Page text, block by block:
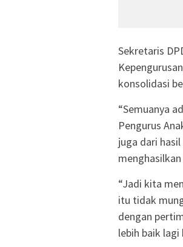
Sekretaris
konsolidasi
“Semuanya
Pengurus
juga dari
“Jadi kita
itu tidak
dengan
lebih baik lagi